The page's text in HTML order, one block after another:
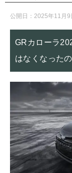
公開日： 2025年11月9
GRカローラ
はなくなった